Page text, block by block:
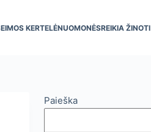
KERTELĖNUOMONĖSREIKIA ŽINOTI
Paieška